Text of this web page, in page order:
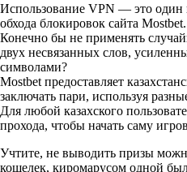
Использование VPN — это один
обхода блокировок сайта Mostbet.
Конечно бы не применять
двух несвязанных слов,
символами?
Mostbet предоставляет
заключать пари, используя
Для любой казахского
прохода, чтобы начать саму
Учтите, не выводить призы
кошелек, киромарусом одной